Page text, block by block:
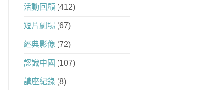
活動回顧 (412)
短片劇場(67)
經典影像 (72)
認識中國 (107)
講座紀錄(8)